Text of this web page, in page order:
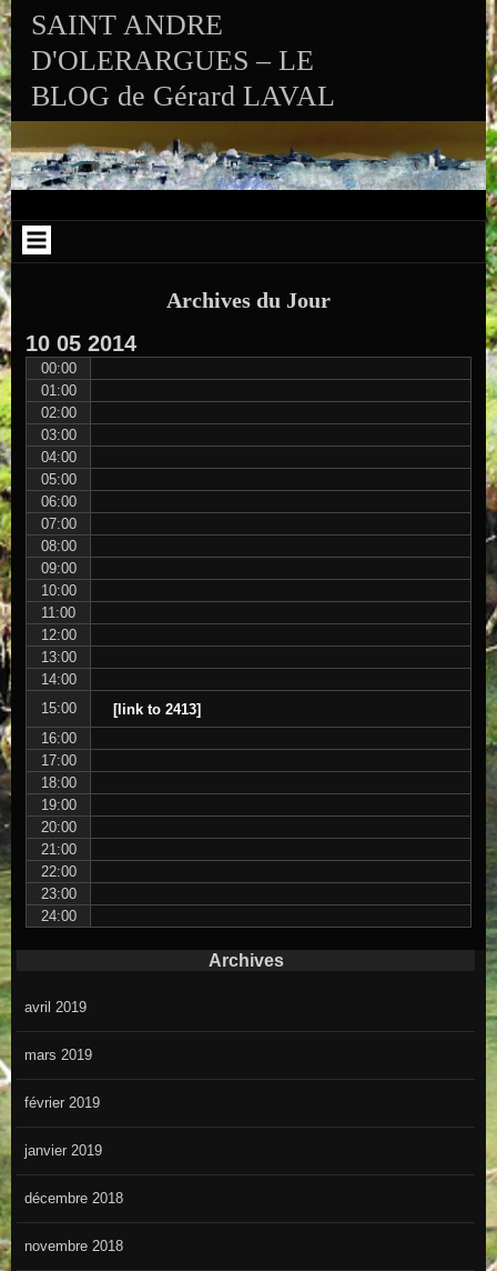
Skip to VISITS_COUNTER_WIDGET
SAINT ANDRE
D'OLERARGUES – LE
BLOG de Gérard LAVAL
Archives du Jour
10 05 2014
00:00
01:00
02:00
03:00
04:00
05:00
06:00
07:00
08:00
09:00
10:00
11:00
12:00
13:00
14:00
15:00
[link to 2413]
16:00
17:00
18:00
19:00
20:00
21:00
22:00
23:00
24:00
Archives
avril 2019
mars 2019
février 2019
janvier 2019
décembre 2018
novembre 2018